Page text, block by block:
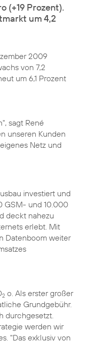
(+19 Prozent).
um 4,2
2009
von 7,2
um 6,1 Prozent
sagt René
unseren Kunden
Netz und
investiert und
GSM- und 10.000
deckt nahezu
erlebt. Mit
Datenboom weiter
2 o. Als erster großer
Grundgebühr.
durchgesetzt.
werden wir
"Das exklusiv von